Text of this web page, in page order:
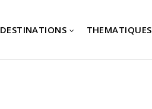
DESTINATIONS THEMATIQUES